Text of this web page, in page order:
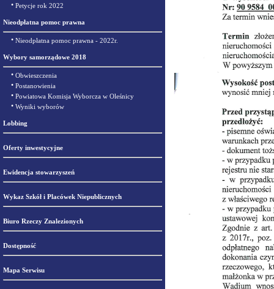
• Petycje rok 2022
Nieodpłatna pomoc prawna
• Nieodpłatna pomoc prawna - 2022r.
Wybory samorządowe 2018
• Obwieszczenia
• Postanowienia
• Powiatowa Komisja Wyborcza w Oleśnicy
• Wyniki wyborów
Lobbing
Oferty inwestycyjne
Ewidencja stowarzyszeń
Wykaz Szkół i Placówek Niepublicznych
Biuro Rzeczy Znalezionych
Dostępność
Mapa Serwisu